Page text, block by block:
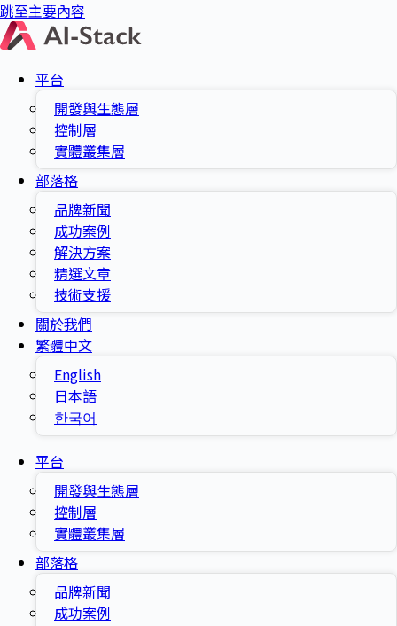
跳至主要內容
平台
開發與生態層
控制層
實體叢集層
部落格
品牌新聞
成功案例
解決方案
精選文章
技術支援
關於我們
繁體中文
English
日本語
한국어
平台
開發與生態層
控制層
實體叢集層
部落格
品牌新聞
成功案例